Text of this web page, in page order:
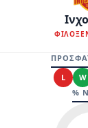
L
W
%